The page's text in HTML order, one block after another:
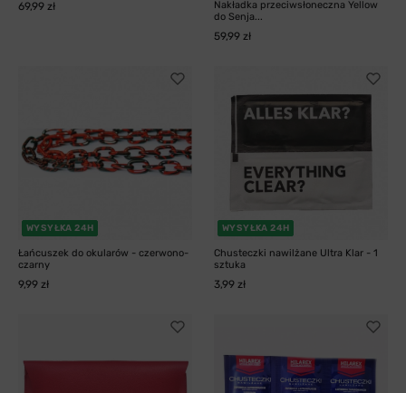
69,99 zł
Nakładka przeciwsłoneczna Yellow
do Senja...
59,99 zł
WYSYŁKA 24H
Łańcuszek do okularów - czerwono-
czarny
9,99 zł
WYSYŁKA 24H
Chusteczki nawilżane Ultra Klar - 1
sztuka
3,99 zł